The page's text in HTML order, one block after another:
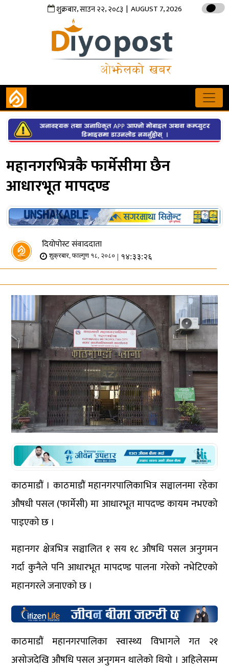
शुक्रबार,साउन२२,२०८३ | AUGUST 7, 2026
महानगरभित्रकै फार्मेसीमा छैन
आधारभूत मापदण्ड
दियोपोस्ट संवाददाता
शुक्रबार, फाल्गुण १८, २०८० | १४:३३:२६
काठमाडौं । काठमाडौं महानगरपालिकाभित्र सञ्चालनमा रहेका
औषधी पसल (फार्मेसी) मा आधारभूत मापदण्ड कायम नभएको
पाइएको छ ।
महानगर क्षेत्रभित्र सञ्चालित १ सय १८ औषधि पसल अनुगमन
गर्दा कुनैले पनि आधारभूत मापदण्ड पालना गरेको नभेटिएको
महानगरले जनाएको छ ।
काठमाडौं महानगरपालिका स्वास्थ्य विभागले गत २१
असोजदेखि औषधि पसल अनुगमन थालेको थियो । अहिलेसम्म